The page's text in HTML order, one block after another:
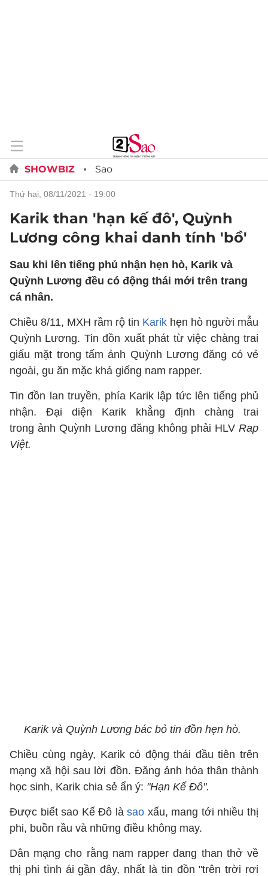
SHOWBIZ Sao
thứ hai, 08/11/2021 - 19:00
Karik than 'hạn kế đô', Quỳnh
Lương công khai danh tính 'bồ'
Sau khi lên tiếng phủ nhận hẹn hò, Karik và
Quỳnh Lương đều có động thái mới trên trang
cá nhân.
Chiều 8/11, MXH rầm rộ tin Karik hẹn hò người mẫu
Quỳnh Lương. Tin đồn xuất phát từ việc chàng trai
giấu mặt trong tấm ảnh Quỳnh Lương đăng có vẻ
ngoài, gu ăn mặc khá giống nam rapper.
Tin đồn lan truyền, phía Karik lập tức lên tiếng phủ
nhận. Đại diện Karik khẳng định chàng trai
trong ảnh Quỳnh Lương đăng không phải HLV Rap
Việt.
Karik và Quỳnh Lương bác bỏ tin đồn hẹn hò.
Chiều cùng ngày, Karik có động thái đầu tiên trên
mạng xã hội sau lời đồn. Đăng ảnh hóa thân thành
học sinh, Karik chia sẻ ẩn ý: "Hạn Kế Đô".
Được biết sao Kế Đô làsao xấu, mang tới nhiều thị
phi, buồn rầu và những điều không may.
Dân mạng cho rằng nam rapper đang than thở về
thị phi tình ái gần đây, nhất là tin đồn "trên trời rơi